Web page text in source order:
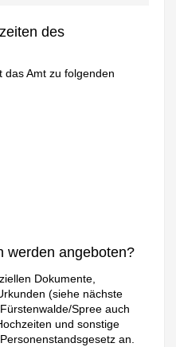
des
das Amt zu folgenden
werden angeboten?
Dokumente,
(siehe nächste
Spree auch
und sonstige
an.